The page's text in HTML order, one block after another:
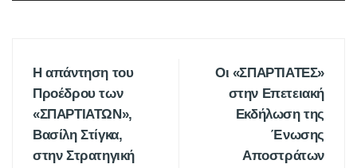
Η απάντηση του
Προέδρου των
«ΣΠΑΡΤΙΑΤΩΝ»,
Βασίλη Στίγκα,
στην Στρατηγική
Οι «ΣΠΑΡΤΙΑΤΕΣ»
στην Επετειακή
Εκδήλωση της
Ένωσης
Αποστράτων